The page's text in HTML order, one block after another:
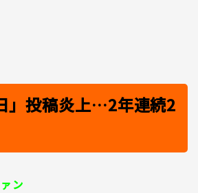
」投稿炎上…2年連続2
ン